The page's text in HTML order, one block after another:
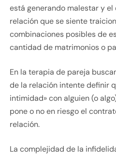
está generando malestar y
relación que se siente
combinaciones posibles de
cantidad de matrimonios o
En la terapia de pareja
de la relación intente definir
intimidad» con alguien (o
pone o no en riesgo el
relación.
La complejidad de la